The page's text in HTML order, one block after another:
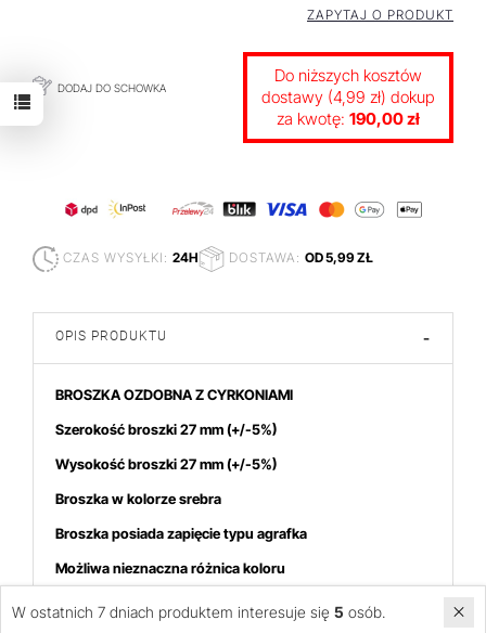
DODAJ DO SCHOWKA
ZAPYTAJ O PRODUKT
Do niższych kosztów
dostawy (4,99 zł) dokup
za kwotę: 190,00 zł
CZAS WYSYŁKI: 24H DOSTAWA: OD 5,99 ZŁ
OPIS PRODUKTU -
BROSZKA OZDOBNA Z CYRKONIAMI
Szerokość broszki 27 mm(+/-5%)
Wysokość broszki 27mm (+/-5%)
Broszka w kolorze srebra
Broszka posiada zapięcie typu agrafka
Możliwa nieznaczna różnica koloru
Cena dotyczy 1 sztuki
W ostatnich 7 dniach produktem interesuje się 5 osób.